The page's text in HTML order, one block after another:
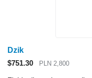
Dzik
$751.30
PLN 2,800